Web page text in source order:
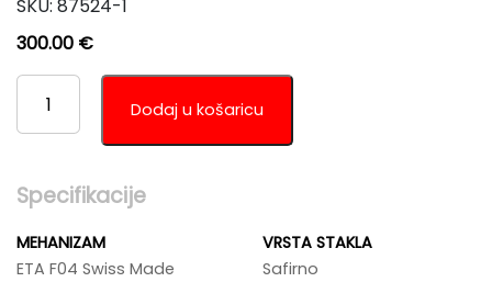
SKU: 87524-1
300.00 €
APPELLA
L32002.1133DQ
KOLIČINA
Dodaj u košaricu
Specifikacije
MEHANIZAM
ETA F04 Swiss Made
VRSTA STAKLA
Safirno